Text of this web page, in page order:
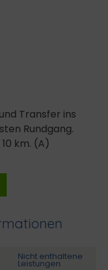
Transfer ins
Rundgang.
km. (A)
Nicht enthaltene
Leistungen